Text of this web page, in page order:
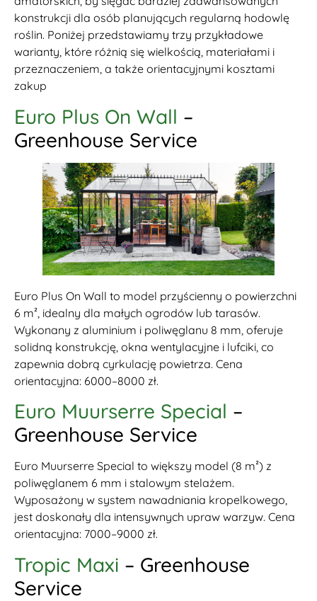
konstrukcji dla osób planujących regularną hodowlę
roślin. Poniżej przedstawiamy trzy przykładowe
warianty, które różnią się wielkością, materiałami i
przeznaczeniem, a także orientacyjnymi kosztami
zakup
Euro Plus On Wall –
Greenhouse Service
Euro Plus On Wall to model przyścienny o powierzchni
6 m², idealny dla małych ogrodów lub tarasów.
Wykonany z aluminium i poliwęglanu 8 mm, oferuje
solidną konstrukcję, okna wentylacyjne i lufciki, co
zapewnia dobrą cyrkulację powietrza. Cena
orientacyjna: 6000–8000 zł.
Euro Muurserre Special –
Greenhouse Service
Euro Muurserre Special to większy model (8 m²) z
poliwęglanem 6 mm i stalowym stelażem.
Wyposażony w system nawadniania kropelkowego,
jest doskonały dla intensywnych upraw warzyw. Cena
orientacyjna: 7000–9000 zł.
Tropic Maxi – Greenhouse
Service